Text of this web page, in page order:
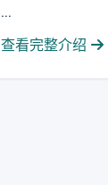
...
查看完整介绍